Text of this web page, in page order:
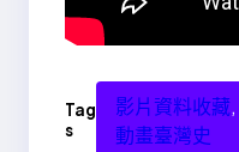
Tag
s
影片資料收藏,
動畫臺灣史